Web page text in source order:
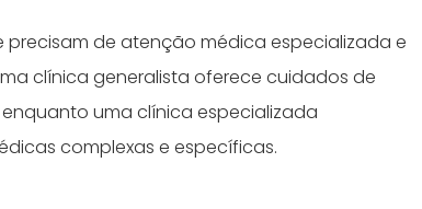
precisam de atenção médica especializada e
clínica generalista oferece cuidados de
uma clínica especializada
complexas e específicas.